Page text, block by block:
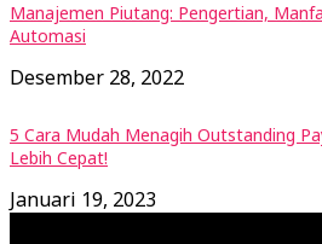
Manajemen Piutang: Pengertian,
Automasi
Desember 28, 2022
5 Cara Mudah Menagih Outstanding
Lebih Cepat!
Januari 19, 2023